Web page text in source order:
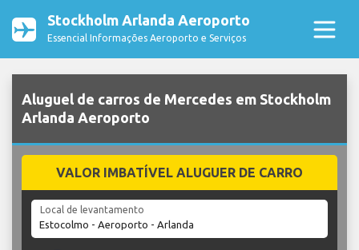
Stockholm Arlanda Aeroporto
Essencial Informações Aeroporto e Serviços
Aluguel de carros de Mercedes em Stockholm
Arlanda Aeroporto
VALOR IMBATÍVEL ALUGUER DE CARRO
Local de levantamento